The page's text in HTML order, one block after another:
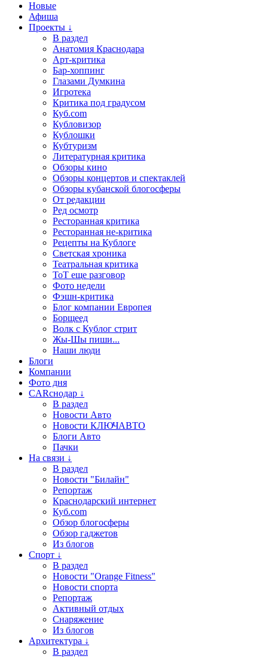
Новые
Афиша
Проекты ↓
В раздел
Анатомия Краснодара
Арт-критика
Бар-хоппинг
Глазами Думкина
Игротека
Критика под градусом
Куб.com
Кубловизор
Кублошки
Кубтуризм
Литературная критика
Обзоры кино
Обзоры концертов и спектаклей
Обзоры кубанской блогосферы
От редакции
Ред осмотр
Ресторанная критика
Ресторанная не-критика
Рецепты на Кублоге
Светская хроника
Театральная критика
ТоТ еще разговор
Фото недели
Фэшн-критика
Блог компании Европея
Борщеед
Волк с Кублог стрит
Жы-Шы пиши...
Наши люди
Блоги
Компании
Фото дня
CARснодар ↓
В раздел
Новости Авто
Новости КЛЮЧАВТО
Блоги Авто
Пачки
На связи ↓
В раздел
Новости "Билайн"
Репортаж
Краснодарский интернет
Куб.com
Обзор блогосферы
Обзор гаджетов
Из блогов
Спорт ↓
В раздел
Новости "Orange Fitness"
Новости спорта
Репортаж
Активный отдых
Снаряжение
Из блогов
Архитектура ↓
В раздел